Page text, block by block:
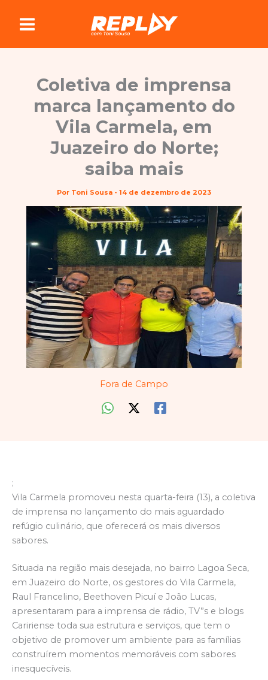
conteúdo
Coletiva de imprensa
marca lançamento do
Vila Carmela, em
Juazeiro do Norte;
saiba mais
Por Toni Sousa - 14 de dezembro de 2023
Fora de Campo
;
Vila Carmela promoveu nesta quarta-feira (13), a coletiva
de imprensa no lançamento do mais aguardado
refúgio culinário, que oferecerá os mais diversos
sabores.
Situada na região mais desejada, no bairro Lagoa Seca,
em Juazeiro do Norte, os gestores do Vila Carmela,
Raul Francelino, Beethoven Picuí e João Lucas,
apresentaram para a imprensa de rádio, TV”s e blogs
Caririense toda sua estrutura e serviços, que tem o
objetivo de promover um ambiente para as famílias
construírem momentos memoráveis com sabores
inesquecíveis.